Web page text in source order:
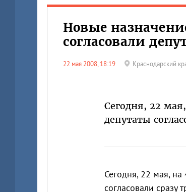
Новые
согласовали
22 мая 2008, 18:19 Краснодарский
Сегодня, 22
депутаты
Сегодня, 22 мая,
согласовали сразу